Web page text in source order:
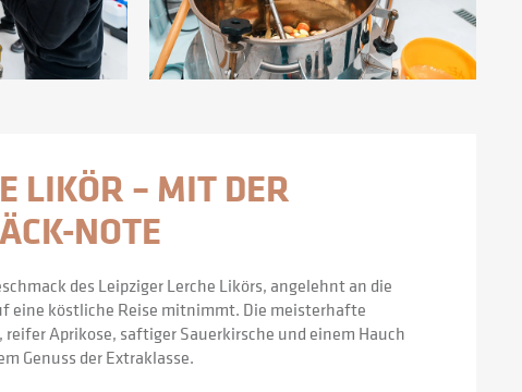
LIKÖR – MIT DER
NOTE
des Leipziger Lerche Likörs, angelehnt an die
eine köstliche Reise mitnimmt. Die meisterhafte
Aprikose, saftiger Sauerkirsche und einem Hauch
Genuss der Extraklasse.